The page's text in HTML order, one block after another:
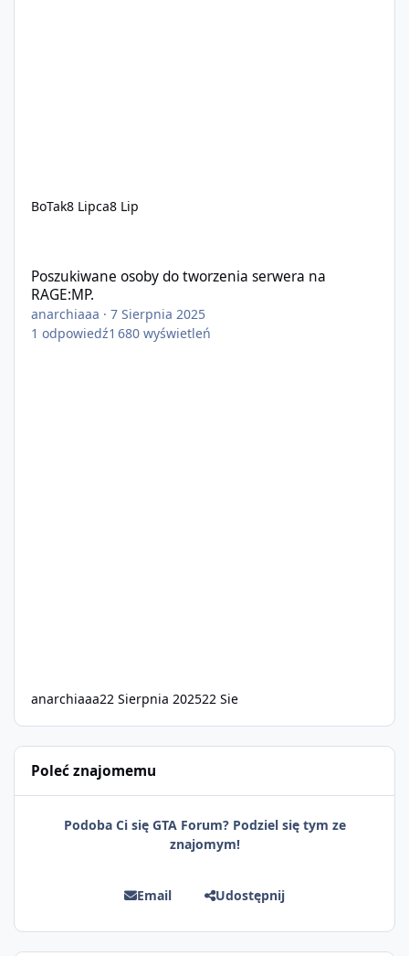
BoTak8 Lipca8 Lip
Poszukiwane osoby do tworzenia serwera na
RAGE:MP.
anarchiaaa ·7 Sierpnia 2025
1 odpowiedź1 680 wyświetleń
anarchiaaa22 Sierpnia 202522 Sie
Poleć znajomemu
Podoba Ci się GTA Forum? Podziel się tym ze
znajomym!
Email Udostępnij